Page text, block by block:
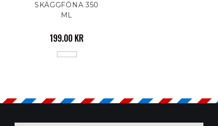
SKÄGGFÖNA 350
ML
199.00KR